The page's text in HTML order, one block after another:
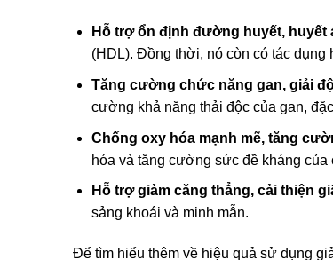
Hỗ trợ ổn định đường huyết, huyết
(HDL). Đồng thời, nó còn có tác
Tăng cường chức năng gan, giải
cường khả năng thải độc của gan,
Chống oxy hóa mạnh mẽ, tăng
hóa và tăng cường sức đề kháng
Hỗ trợ giảm căng thẳng, cải thiện
sảng khoái và minh mẫn.
Để tìm hiểu thêm về hiệu quả sử dụng